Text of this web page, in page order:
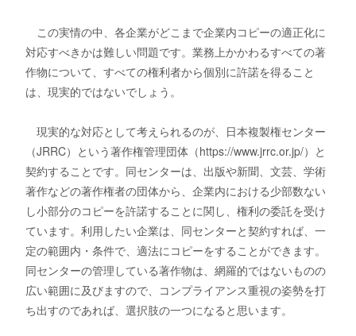
この実情の中、各企業がどこまで企業内コピーの適正化に
対応すべきかは難しい問題です。業務上かかわるすべての著
作物について、すべての権利者から個別に許諾を得ること
は、現実的ではないでしょう。
現実的な対応として考えられるのが、日本複製権センター
（JRRC）という著作権管理団体（https://www.jrrc.or.jp/）と
契約することです。同センターは、出版や新聞、文芸、学術
著作などの著作権者の団体から、企業内における少部数ない
し小部分のコピーを許諾することに関し、権利の委託を受け
ています。利用したい企業は、同センターと契約すれば、一
定の範囲内・条件で、適法にコピーをすることができます。
同センターの管理している著作物は、網羅的ではないものの
広い範囲に及びますので、コンプライアンス重視の姿勢を打
ち出すのであれば、選択肢の一つになると思います。